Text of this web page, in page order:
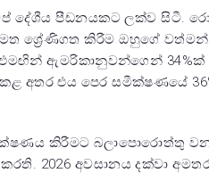
දේශීය පීඩනයකට ලක්ව සිටී.
ශ්‍රේණිගත කිරීම ඔහුගේ වත්මන්
ඇමරිකානුවන්ගෙන්
අතර එය පෙර සමීක්ෂණයේ
කිරීමට බලාපොරොත්තු
2026 අවසානය දක්වා